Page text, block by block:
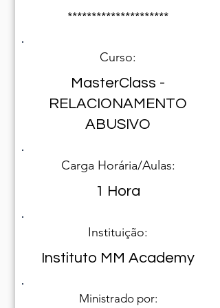
*********************
Curso:
MasterClass -
RELACIONAMENTO
ABUSIVO
Carga Horária/Aulas:
1 Hora
Instituição:
Instituto MM Academy
Ministrado por: